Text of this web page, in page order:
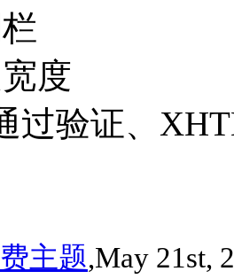
度
过验证、
主题,May 21st,